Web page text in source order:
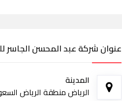
عنوان شركة عبد المحسن الجاسر
المدينة
الرياض منطقة الرياض